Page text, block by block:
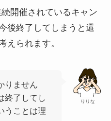
開催されているキャン
後終了してしまうと還
えられます。
りりな
りません
終了してし
うことは理